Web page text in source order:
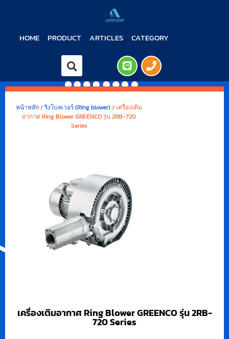
HOME PRODUCT ARTICLES CATEGORY
หน้าหลัก/ริงโบลเวอร์ (Ring blower)/ เครื่องเติม
อากาศ Ring Blower GREENCO รุ่น 2RB-720
Series
เครื่องเติมอากาศ Ring Blower GREENCO รุ่น 2RB-
720 Series